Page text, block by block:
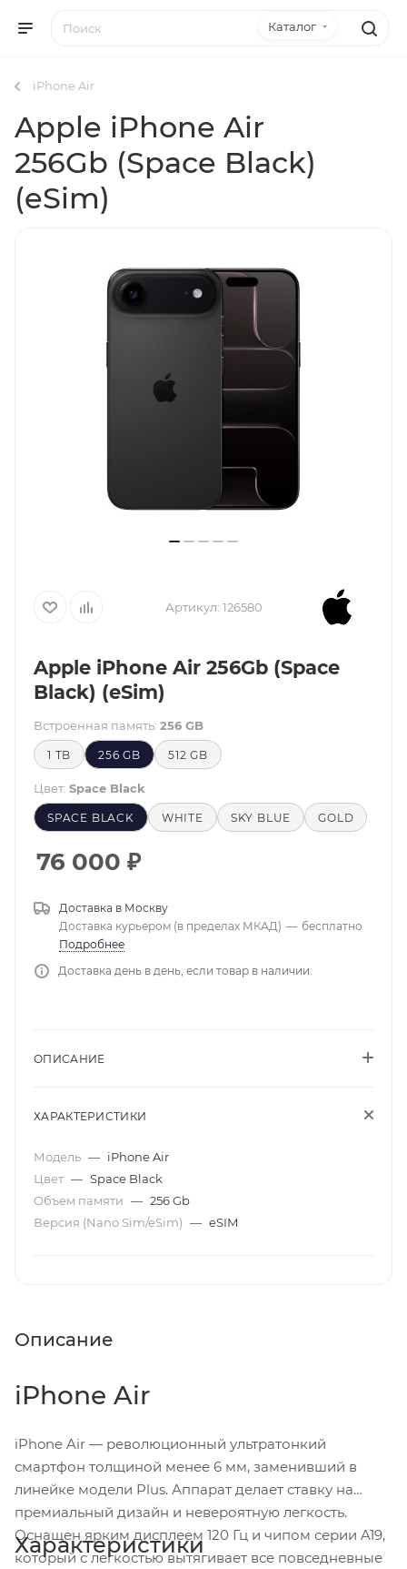
Каталог
iPhone Air
Apple iPhone Air
256Gb (Space Black)
(eSim)
Артикул: 126580
Apple iPhone Air 256Gb (Space
Black) (eSim)
Встроенная память: 256 GB
1 TB 256 GB 512 GB
Цвет: Space Black
SPACE BLACK WHITE SKY BLUE GOLD
76 000 ₽
Доставка в Москву
Доставка курьером (в пределах МКАД) — бесплатно
Подробнее
Доставка день в день, если товар в наличии.
ОПИСАНИЕ
ХАРАКТЕРИСТИКИ
Модель — iPhone Air
Цвет — Space Black
Объем памяти — 256 Gb
Версия (Nano Sim/eSim) — eSIM
Описание
iPhone Air
iPhone Air — революционный ультратонкий
смартфон толщиной менее 6 мм, заменивший в
линейке модели Plus. Аппарат делает ставку на
премиальный дизайн и невероятную легкость.
Оснащен ярким дисплеем 120 Гц и чипом серии A19,
который с легкостью вытягивает все повседневные
Характеристики